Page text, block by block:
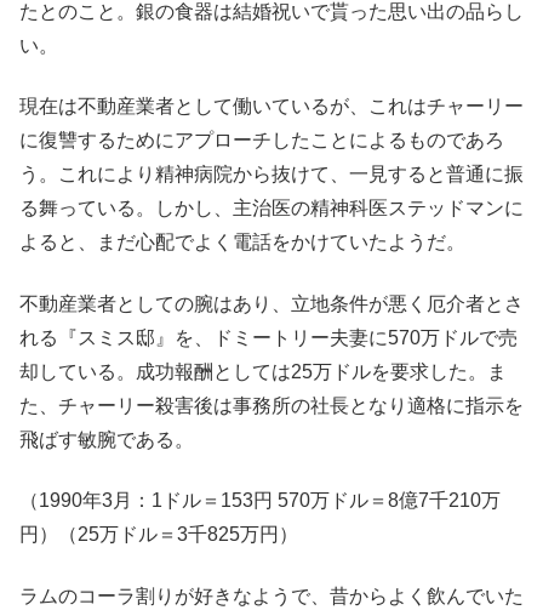
たとのこと。銀の食器は結婚祝いで貰った思い出の品らし
い。
現在は不動産業者として働いているが、これはチャーリー
に復讐するためにアプローチしたことによるものであろ
う。これにより精神病院から抜けて、一見すると普通に振
る舞っている。しかし、主治医の精神科医ステッドマンに
よると、まだ心配でよく電話をかけていたようだ。
不動産業者としての腕はあり、立地条件が悪く厄介者とさ
れる『スミス邸』を、ドミートリー夫妻に570万ドルで売
却している。成功報酬としては25万ドルを要求した。ま
た、チャーリー殺害後は事務所の社長となり適格に指示を
飛ばす敏腕である。
（1990年3月：1ドル＝153円 570万ドル＝8億7千210万
円）（25万ドル＝3千825万円）
ラムのコーラ割りが好きなようで、昔からよく飲んでいた